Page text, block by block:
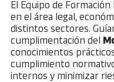
El Equipo de
en el área legal,
distintos sectores.
cumplimentación del
conocimientos
cumplimiento
internos y minimizar